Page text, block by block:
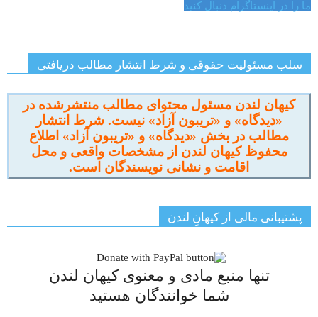
ما را در اینستاگرام دنبال کنید
سلب مسئولیت حقوقی و شرط انتشار مطالب دریافتی
کیهان لندن مسئول محتوای مطالب منتشرشده در
«دیدگاه» و «تریبون آزاد» نیست. شرط انتشار
مطالب در بخش «دیدگاه» و «تریبون آزاد» اطلاع
محفوظ کیهان لندن از مشخصات واقعی و محل
اقامت و نشانی نویسندگان است.
پشتیبانی مالی از کیهانِ لندن
تنها منبع مادی و معنوی کیهان لندن
شما خوانندگان هستید